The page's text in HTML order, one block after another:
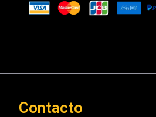
Contacto